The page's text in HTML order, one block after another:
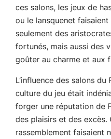
ces salons, les jeux de
ou le lansquenet
seulement des
fortunés, mais aussi des
goûter au charme et aux
L’influence des salons du
culture du jeu était
forger une réputation de
des plaisirs et des excès.
rassemblement faisaient